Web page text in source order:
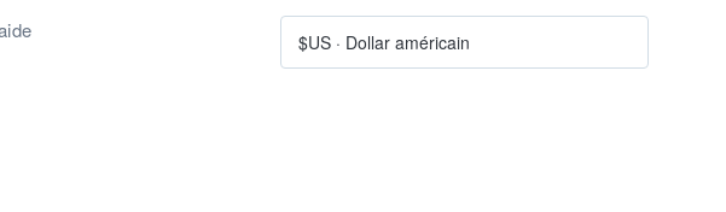
$US · Dollar américain